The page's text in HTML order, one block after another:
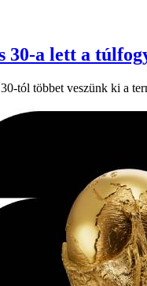
a lett a
tól többet veszünk ki a